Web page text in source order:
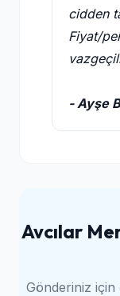
cidden
Fiyat/
- Ayşe
Avcılar
Gönderiniz